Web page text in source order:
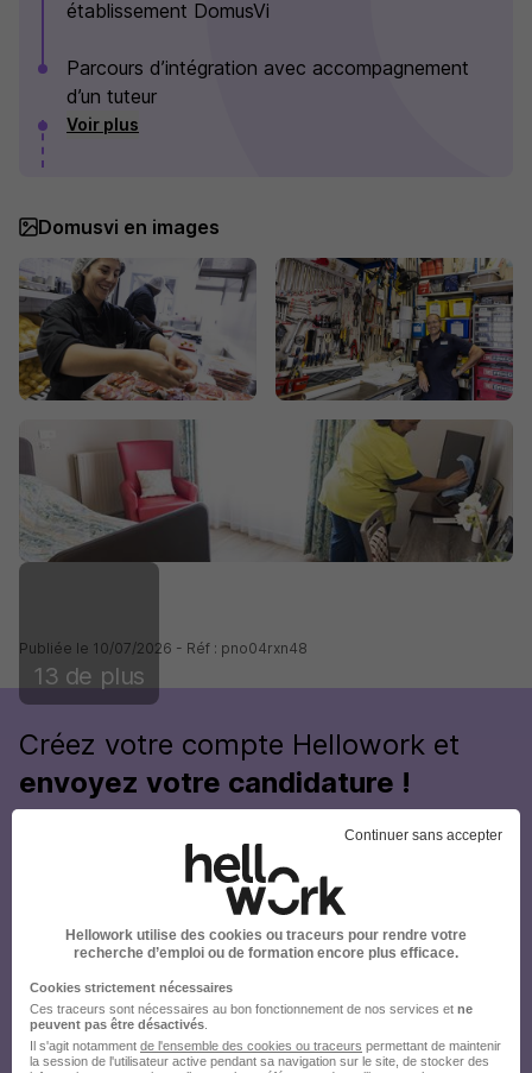
établissement DomusVi
Parcours d’intégration avec accompagnement
d’un tuteur
Voir plus
Domusvi en images
13 de plus
Publiée le 10/07/2026 - Réf : pno04rxn48
Créez votre compte Hellowork et
envoyez votre candidature !
Continuer sans accepter
Hellowork utilise des cookies ou traceurs pour rendre votre
recherche d’emploi ou de formation encore plus efficace.
Cookies strictement nécessaires
Ces traceurs sont nécessaires au bon fonctionnement de nos services et ne
peuvent pas être désactivés
Il s'agit notamment de l'ensemble des cookies ou traceurs permettant de maintenir
la session de l'utilisateur active pendant sa navigation sur le site, de stocker des